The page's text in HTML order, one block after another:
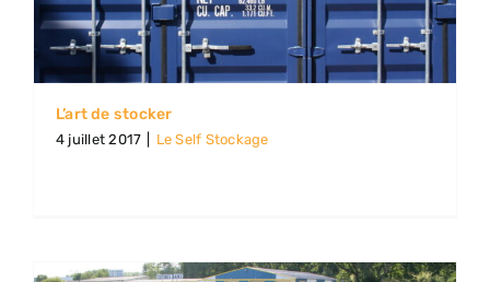
L’art de stocker
4 juillet 2017 Le Self Stockage